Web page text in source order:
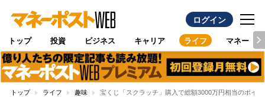
ログイン
トップ 投資 ビジネス キャリア ライフ マネー
トップ ライフ 趣味 宝くじ「スクラッチ」購入で総額3000万円相当のポイ